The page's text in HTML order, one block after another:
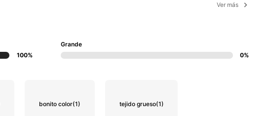
Ver más
100%
Grande
0%
bonito color(1) tejido grueso(1)